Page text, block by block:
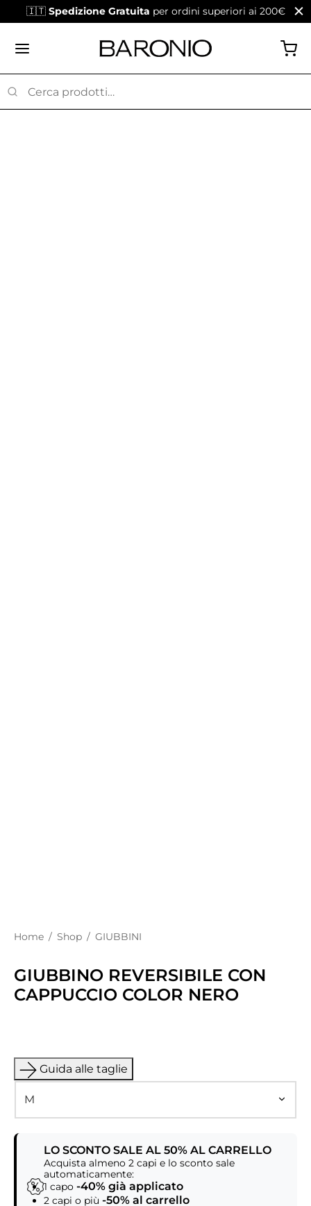
🇮🇹 Spedizione Gratuita per ordini superiori ai 200€
Home / Shop / GIUBBINI
GIUBBINO REVERSIBILE CON
CAPPUCCIO COLOR NERO
Guida alle taglie
LO SCONTO SALE AL 50% AL CARRELLO
Acquista almeno 2 capi e lo sconto sale
automaticamente:
1 capo -40% già applicato
2 capi o più -50% al carrello